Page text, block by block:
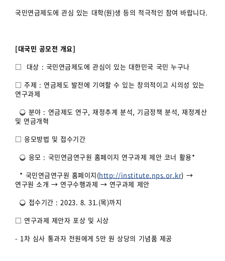
국민연금제도에 관심 있는 대학(원)생 등의 적극적인 참여 바랍니다.
[대국민 공모전 개요]
□ 대상 : 국민연금제도에 관심이 있는 대한민국 국민 누구나
□ 주제 : 연금제도 발전에 기여할 수 있는 창의적이고 시의성 있는
연구과제
❍ 분야 : 연금제도 연구, 재정추계 분석, 기금정책 분석, 재정계산
및 연금개혁
□ 응모방법 및 접수기간
❍ 응모 : 국민연금연구원 홈페이지 연구과제 제안 코너 활용*
* 국민연금연구원 홈페이지(http://institute.nps.or.kr) →
연구원 소개 → 연구수행과제 → 연구과제 제안
❍ 접수기간 : 2023. 8. 31.(목)까지
□ 연구과제 제안자 포상 및 시상
- 1차 심사 통과자 전원에게 5만 원 상당의 기념품 제공